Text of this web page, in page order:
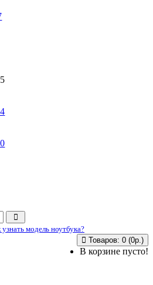
модель ноутбука?
Товаров: 0 (0р.)
В корзине пусто!